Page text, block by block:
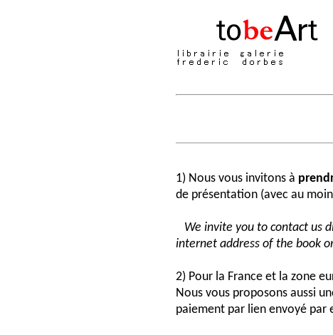
1) Nous vous invitons à
de présentation (avec au
We invite you to contact us
internet address of the book
2) Pour la France et la zone
Nous vous proposons aussi
paiement par lien envoyé par